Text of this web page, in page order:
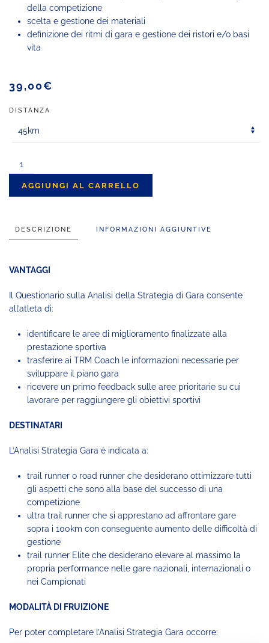
della competizione
scelta e gestione dei materiali
definizione dei ritmi di gara e gestione dei ristori e/o basi
vita
39,00€
DISTANZA
AnalisiStrategia
Gara
TrailAGGIUNGI AL CARRELLO
DESCRIZIONE INFORMAZIONI AGGIUNTIVE
VANTAGGI
Il Questionario sulla Analisi della Strategia di Gara consente
all’atleta di:
identificare le aree di miglioramento finalizzate alla
prestazione sportiva
trasferire ai TRM Coach le informazioni necessarie per
sviluppare il piano gara
ricevere un primo feedback sulle aree prioritarie su cui
lavorare per raggiungere gli obiettivi sportivi
DESTINATARI
L’Analisi Strategia Gara è indicata a:
trail runner o road runner che desiderano ottimizzare tutti
gli aspetti che sono alla base del successo di una
competizione
ultra trail runner che si apprestano ad affrontare gare
sopra i 100km con conseguente aumento delle difficoltà di
gestione
trail runner Elite che desiderano elevare al massimo la
propria performance nelle gare nazionali, internazionali o
nei Campionati
MODALITÀ DI FRUIZIONE
Per poter completare l’Analisi Strategia Gara occorre: